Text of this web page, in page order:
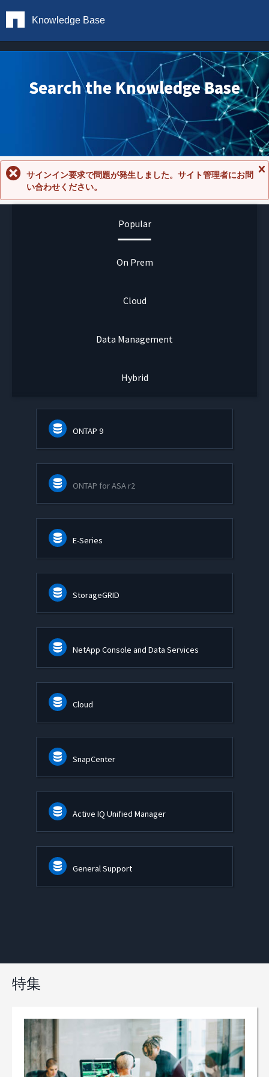
Knowledge Base
Search the Knowledge Base
セ
サインイン要求で問題が発生しました。サイト管理者にお問
い合わせください。
Popular
On Prem
Cloud
Data Management
Hybrid
ONTAP 9
ONTAP for ASA r2
E-Series
StorageGRID
NetApp Console and Data Services
Cloud
SnapCenter
Active IQ Unified Manager
General Support
特集